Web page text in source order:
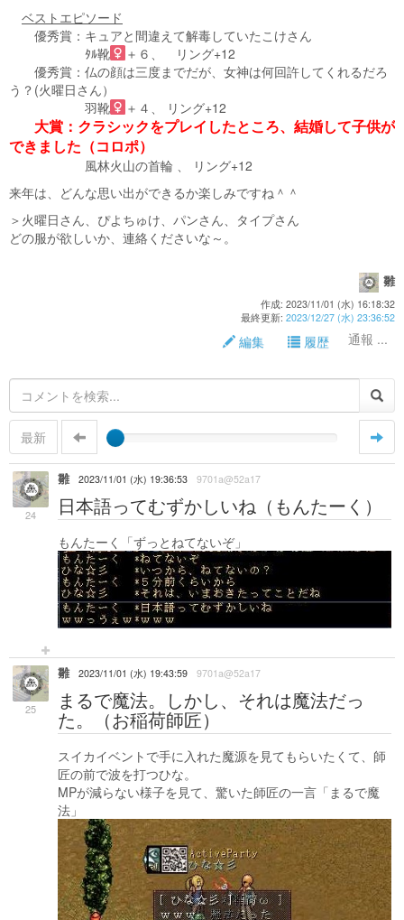
ベストエピソード
優秀賞：キュアと間違えて解毒していたこけさん
ﾀﾙ靴
＋６、 リング+12
優秀賞：仏の顔は三度までだが、女神は何回許してくれるだろ
う？(火曜日さん）
羽靴
＋４、 リング+12
大賞：クラシックをプレイしたところ、結婚して子供が
できました（コロポ）
風林火山の首輪 、 リング+12
来年は、どんな思い出ができるか楽しみですね＾＾
＞火曜日さん、ぴよちゅけ、パンさん、タイプさん
どの服が欲しいか、連絡くださいな～。
雛
作成: 2023/11/01 (水) 16:18:32
最終更新: 2023/12/27 (水) 23:36:52
編集 履歴 通報 ...
最新
24
雛 2023/11/01 (水) 19:36:53 9701a@52a17
日本語ってむずかしいね（もんたーく）
もんたーく「ずっとねてないぞ」
25
雛 2023/11/01 (水) 19:43:59 9701a@52a17
まるで魔法。しかし、それは魔法だっ
た。（お稲荷師匠）
スイカイベントで手に入れた魔源を見てもらいたくて、師
匠の前で波を打つひな。
MPが減らない様子を見て、驚いた師匠の一言「まるで魔
法」